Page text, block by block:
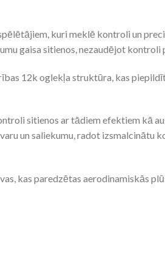
kuri meklē kontroli un
gaisa sitienos, nezaudējot kontroli
12k oglekļa struktūra, kas
sitienos ar tādiem efektiem kā
un saliekumu, radot izsmalcinātu
kas paredzētas aerodinamiskās